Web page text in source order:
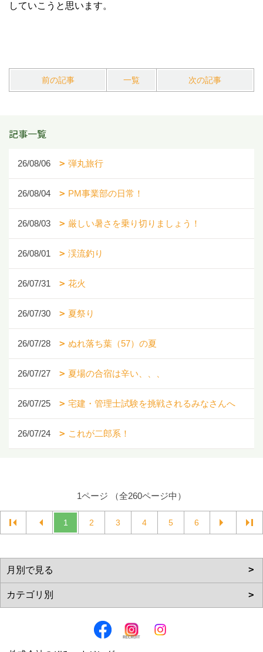
していこうと思います。
前の記事 一覧 次の記事
記事一覧
26/08/06 弾丸旅行
26/08/04 PM事業部の日常！
26/08/03 厳しい暑さを乗り切りましょう！
26/08/01 渓流釣り
26/07/31 花火
26/07/30 夏祭り
26/07/28 ぬれ落ち葉（57）の夏
26/07/27 夏場の合宿は辛い、、、
26/07/25 宅建・管理士試験を挑戦されるみなさんへ
26/07/24 これが二郎系！
1ページ （全260ページ中）
1 2 3 4 5 6